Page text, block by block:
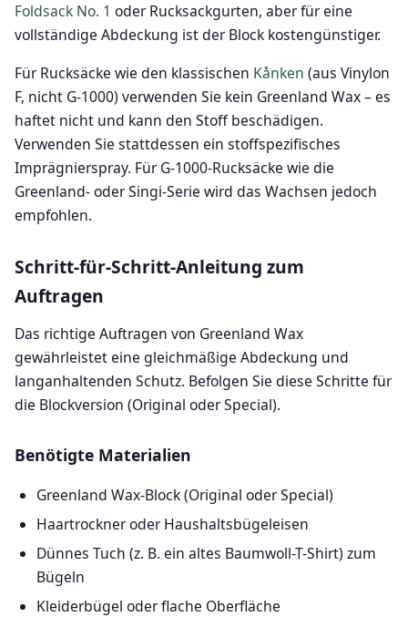
Foldsack No. 1 oder Rucksackgurten, aber für eine
vollständige Abdeckung ist der Block kostengünstiger.
Für Rucksäcke wie den klassischen Kånken (aus Vinylon
F, nicht G-1000) verwenden Sie kein Greenland Wax – es
haftet nicht und kann den Stoff beschädigen.
Verwenden Sie stattdessen ein stoffspezifisches
Imprägnierspray. Für G-1000-Rucksäcke wie die
Greenland- oder Singi-Serie wird das Wachsen jedoch
empfohlen.
Schritt-für-Schritt-Anleitung zum
Auftragen
Das richtige Auftragen von Greenland Wax
gewährleistet eine gleichmäßige Abdeckung und
langanhaltenden Schutz. Befolgen Sie diese Schritte für
die Blockversion (Original oder Special).
Benötigte Materialien
Greenland Wax-Block (Original oder Special)
Haartrockner oder Haushaltsbügeleisen
Dünnes Tuch (z. B. ein altes Baumwoll-T-Shirt) zum
Bügeln
Kleiderbügel oder flache Oberfläche